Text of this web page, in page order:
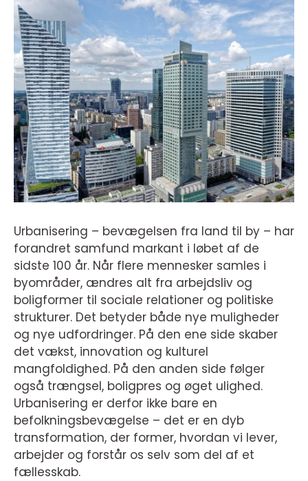
Urbanisering – bevægelsen fra land til by – har
forandret samfund markant i løbet af de
sidste 100 år. Når flere mennesker samles i
byområder, ændres alt fra arbejdsliv og
boligformer til sociale relationer og politiske
strukturer. Det betyder både nye muligheder
og nye udfordringer. På den ene side skaber
det vækst, innovation og kulturel
mangfoldighed. På den anden side følger
også trængsel, boligpres og øget ulighed.
Urbanisering er derfor ikke bare en
befolkningsbevægelse – det er en dyb
transformation, der former, hvordan vi lever,
arbejder og forstår os selv som del af et
fællesskab.